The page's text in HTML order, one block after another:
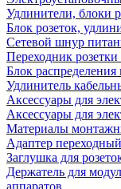
Удлинители, блоки
Блок розеток,
Сетевой шнур
Переходник
Блок
Удлинитель
Аксессуары для
Аксессуары для
Материалы
Адаптер
Заглушка для
Держатель для
аппаратов